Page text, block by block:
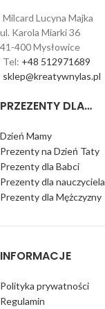
Milcard Lucyna Majka
ul. Karola Miarki 36
41-400 Mysłowice
Tel: +48 512971689
sklep@kreatywnylas.pl
PRZEZENTY DLA…
Dzień Mamy
Prezenty na Dzień Taty
Prezenty dla Babci
Prezenty dla nauczyciela
Prezenty dla Mężczyzny
INFORMACJE
Polityka prywatności
Regulamin